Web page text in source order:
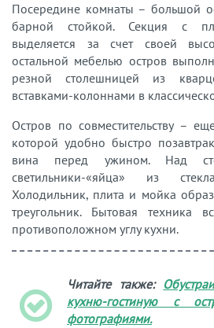
Посередине комнаты – большой
барной стойкой. Секция с
выделяется за счет своей
остальной мебелью остров
резной столешницей из
вставками-колоннами в
Остров по совместительству –
которой удобно быстро
вина перед ужином. Над
светильники-«яйца» из
Холодильник, плита и мойка
треугольник. Бытовая техника
противоположном углу кухни.
Читайте также:
кухню-гостиную с
фотографиями.